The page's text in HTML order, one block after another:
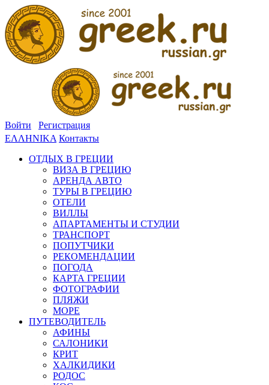
Войти
Регистрация
ΕΛΛΗΝΙΚΑ Контакты
ОТДЫХ В ГРЕЦИИ
ВИЗА В ГРЕЦИЮ
АРЕНДА АВТО
ТУРЫ В ГРЕЦИЮ
ОТЕЛИ
ВИЛЛЫ
АПАРТАМЕНТЫ И СТУДИИ
ТРАНСПОРТ
ПОПУТЧИКИ
РЕКОМЕНДАЦИИ
ПОГОДА
КАРТА ГРЕЦИИ
ФОТОГРАФИИ
ПЛЯЖИ
МОРЕ
ПУТЕВОДИТЕЛЬ
АФИНЫ
САЛОНИКИ
КРИТ
ХАЛКИДИКИ
РОДОС